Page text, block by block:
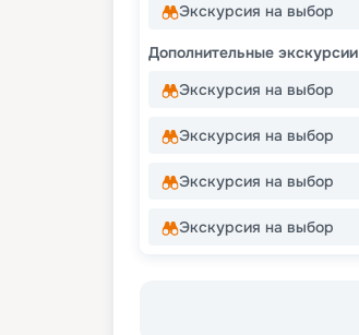
Экскурсия на выбор
Дополнительные экскурсии
Экскурсия на выбор
Экскурсия на выбор
Экскурсия на выбор
Экскурсия на выбор